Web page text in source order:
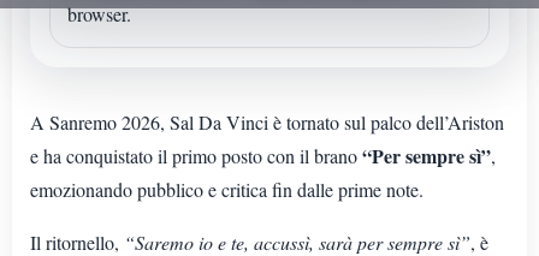
browser.
A Sanremo 2026, Sal Da Vinci è tornato sul palco dell’Ariston
e ha conquistato il primo posto con il brano“Per sempre sì”,
emozionando pubblico e critica fin dalle prime note.
Il ritornello, “Saremo io e te, accussì, sarà per sempre sì”, è